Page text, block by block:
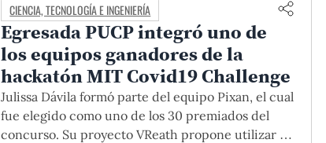
CIENCIA, TECNOLOGÍA E INGENIERÍA
Egresada PUCP integró uno de
los equipos ganadores de la
hackatón MIT Covid19 Challenge
Julissa Dávila formó parte del equipo Pixan, el cual
fue elegido como uno de los 30 premiados del
concurso. Su proyecto VReath propone utilizar la